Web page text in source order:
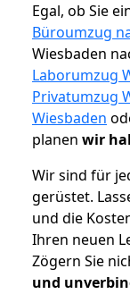
Egal, ob Sie
Büroumzug
Wiesbaden
Laborumzug
Privatumzug
Wiesbaden
planen wir
Wir sind für
gerüstet.
und die
Ihren neuen
Zögern Sie
und